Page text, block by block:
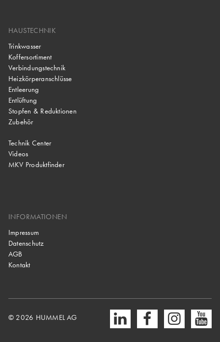
HAUSTECHNIK
Trinkwasser
Koffersortiment
Verbindungstechnik
Heizkörperanschlüsse
Entleerung
Entlüftung
Stopfen & Reduktionen
Zubehör
Technik Center
Videos
MKV Produktfinder
INFORMATIONEN
Impressum
Datenschutz
AGB
Kontakt
© 2026 HUMMEL AG